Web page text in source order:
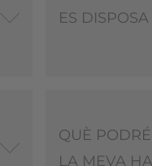
ES
QUÈ
LA MEVA